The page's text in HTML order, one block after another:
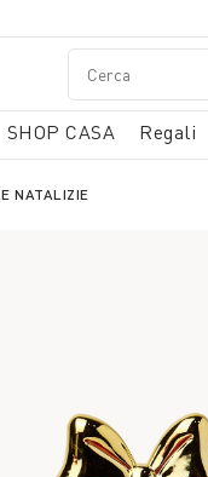
SHOP CASA Regali
NATALIZIE